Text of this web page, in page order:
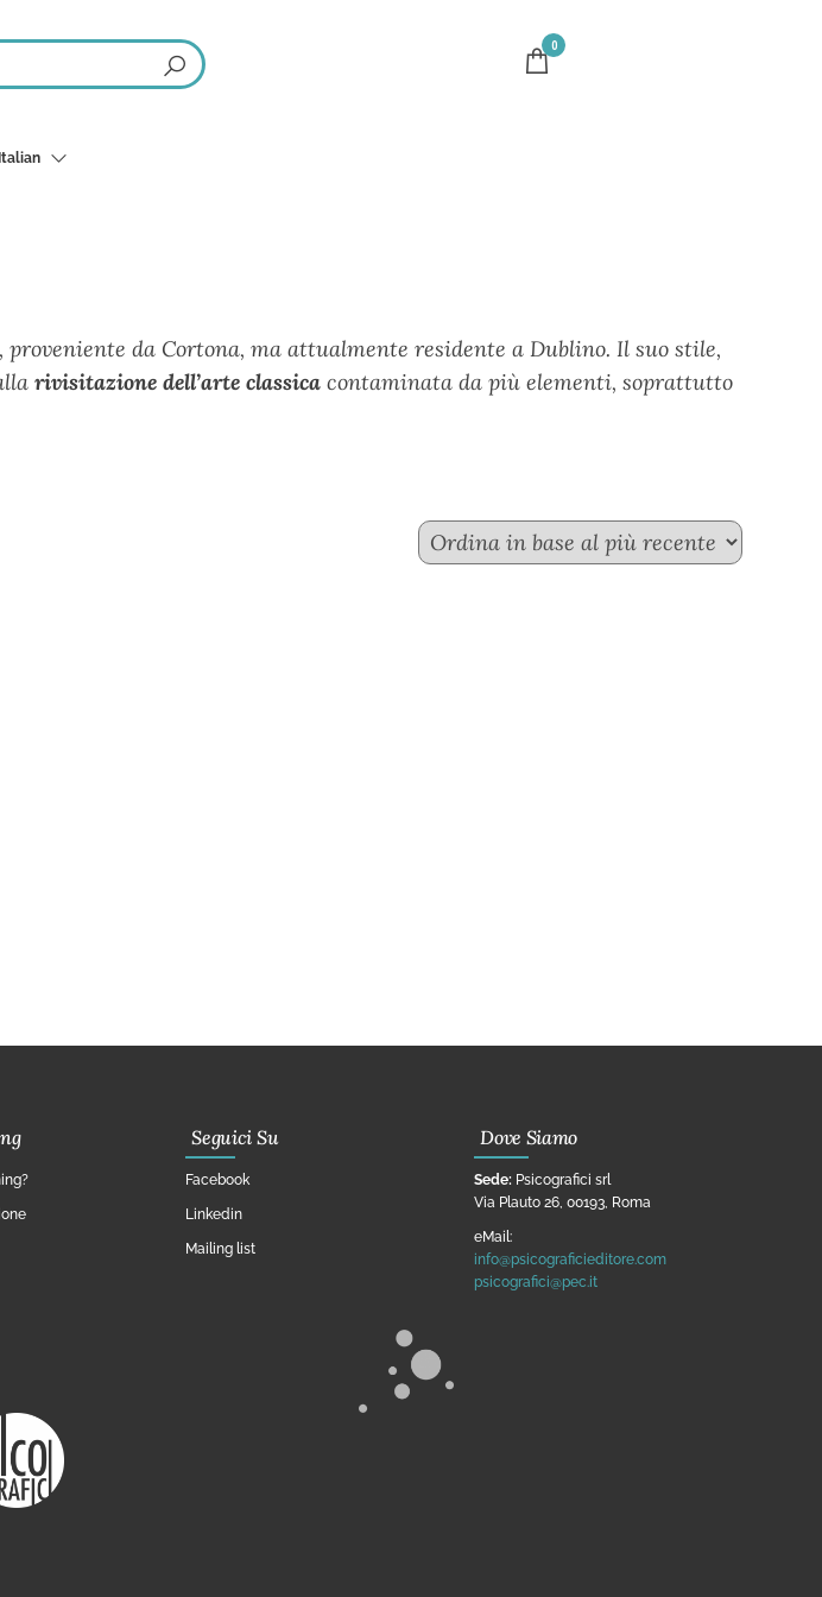
0
Italian
da Cortona, ma attualmente residente a Dublino. Il suo stile,
rivisitazione dell’arte classica contaminata da più elementi, soprattutto
Seguici Su
Facebook
Linkedin
Mailing list
Dove Siamo
Sede: Psicografici srl
Via Plauto 26, 00193, Roma
eMail:
info@psicograficieditore.com
psicografici@pec.it